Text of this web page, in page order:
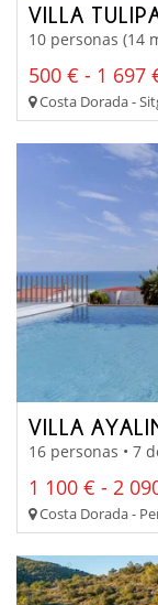
VILLA
10 personas (14
500 € - 1 697
Costa Dorada -
VILLA
16 personas • 7
1 100 € - 2
Costa Dorada -